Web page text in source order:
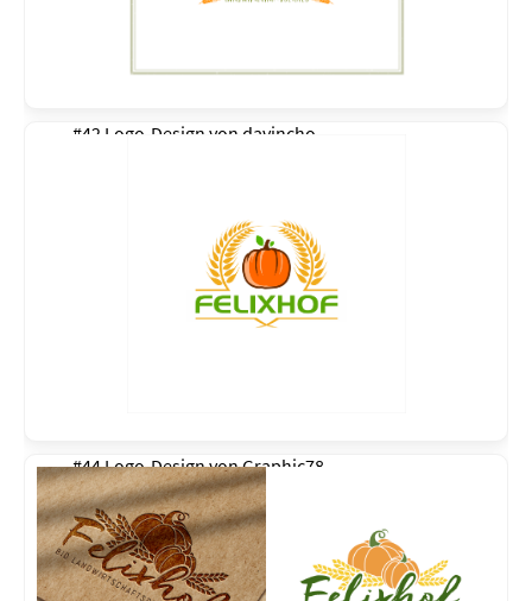
#42 Logo-Design von davincho
#44 Logo-Design vonGraphic78